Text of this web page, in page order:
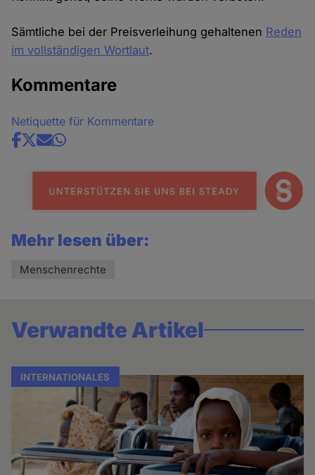
Sämtliche bei der Preisverleihung gehaltenen Reden
im vollständigen Wortlaut.
Kommentare
Netiquette für Kommentare
Share
news
Mehr lesen über:
Menschenrechte
Verwandte Artikel
INTERNATIONALES